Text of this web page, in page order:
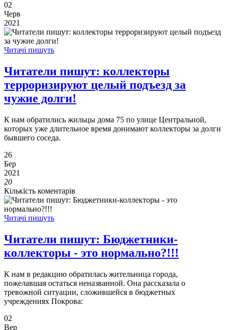
02
Черв
2021
Читачі пишуть
Читатели пишут: коллекторы
терроризируют целый подъезд за
чужие долги!
К нам обратились жильцы дома 75 по улице Центральной,
которых уже длительное время донимают коллекторы за долги
бывшего соседа.
26
Бер
2021
20
Кількість коментарів
Читачі пишуть
Читатели пишут: Бюджетники-
коллекторы - это нормально?!!!
К нам в редакцию обратилась жительница города,
пожелавшая остаться неназванной. Она рассказала о
тревожной ситуации, сложившейся в бюджетных
учреждениях Покрова:
02
Вер